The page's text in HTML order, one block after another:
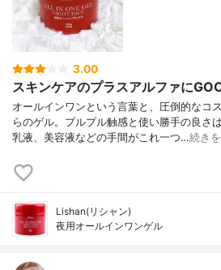
3.00
スキンケアのプラスアルファに
オールインワンという言葉と、圧倒的なコ
らのゲル。プルプル触感と使い勝手の良さ
乳液、美容液などの手間がこれ一つ…続き
Lishan(リシャン)
夜用オールインワンゲル